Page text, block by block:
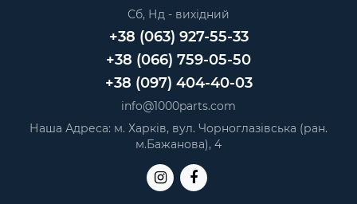
Сб, Нд - вихідний
+38 (063) 927-55-33
+38 (066) 759-05-50
+38 (097) 404-40-03
info@1000parts.com
Наша Адреса: м. Харків, вул. Чорноглазівська (ран.
м.Бажанова), 4